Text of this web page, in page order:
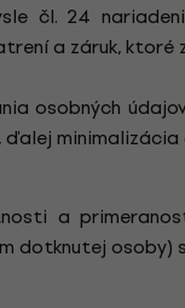
čl. 24
a záruk, ktoré
osobných
ďalej
a
dotknutej osoby)